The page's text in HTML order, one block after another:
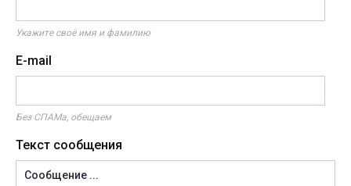
Укажите своё имя и фамилию
E-mail
Без СПАМа, обещаем
Текст сообщения